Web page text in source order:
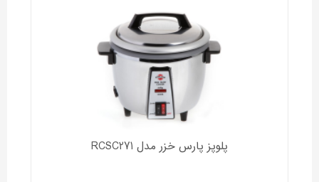
پلوپز پارس خزر مدل RCSC271